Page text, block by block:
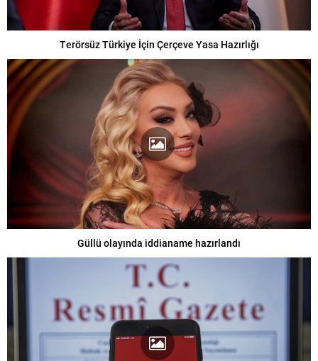
Terörsüz Türkiye İçin Çerçeve Yasa Hazırlığı
Güllü olayında iddianame hazırlandı